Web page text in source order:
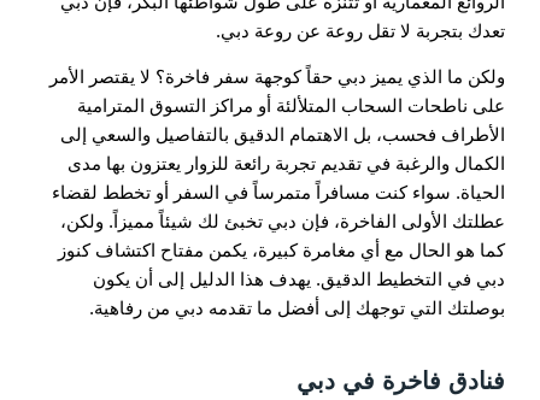
تعدك بتجربة لا تقل روعة عن روعة دبي.
ولكن ما الذي يميز دبي حقاً كوجهة سفر فاخرة؟ لا يقتصر الأمر
على ناطحات السحاب المتلألئة أو مراكز التسوق المترامية
الأطراف فحسب، بل الاهتمام الدقيق بالتفاصيل والسعي إلى
الكمال والرغبة في تقديم تجربة رائعة للزوار يعتزون بها مدى
الحياة. سواء كنت مسافراً متمرساً في السفر أو تخطط لقضاء
عطلتك الأولى الفاخرة، فإن دبي تخبئ لك شيئاً مميزاً. ولكن،
كما هو الحال مع أي مغامرة كبيرة، يكمن مفتاح اكتشاف كنوز
دبي في التخطيط الدقيق. يهدف هذا الدليل إلى أن يكون
بوصلتك التي توجهك إلى أفضل ما تقدمه دبي من رفاهية.
فنادق فاخرة في دبي